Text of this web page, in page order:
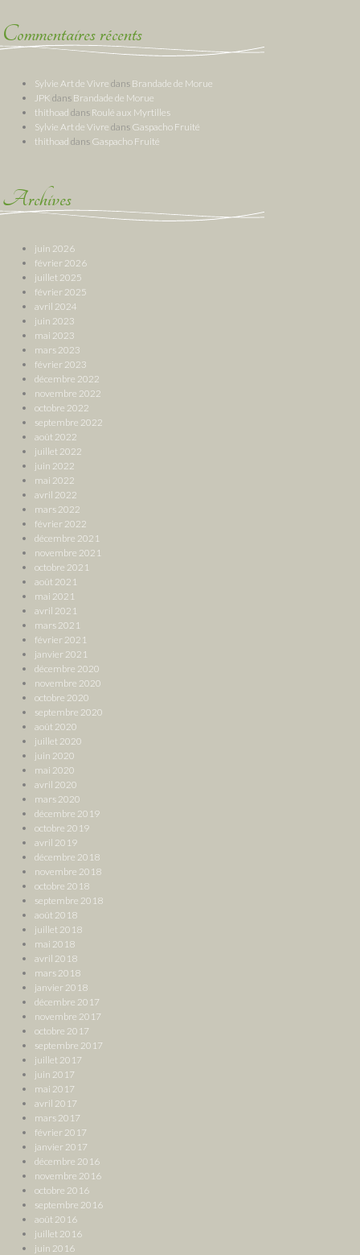
Commentaires récents
Sylvie Art de Vivre dans Brandade de Morue
JPK dans Brandade de Morue
thithoad dans Roulé aux Myrtilles
Sylvie Art de Vivre dans Gaspacho Fruité
thithoad dans Gaspacho Fruité
Archives
juin 2026
février 2026
juillet 2025
février 2025
avril 2024
juin 2023
mai 2023
mars 2023
février 2023
décembre 2022
novembre 2022
octobre 2022
septembre 2022
août 2022
juillet 2022
juin 2022
mai 2022
avril 2022
mars 2022
février 2022
décembre 2021
novembre 2021
octobre 2021
août 2021
mai 2021
avril 2021
mars 2021
février 2021
janvier 2021
décembre 2020
novembre 2020
octobre 2020
septembre 2020
août 2020
juillet 2020
juin 2020
mai 2020
avril 2020
mars 2020
décembre 2019
octobre 2019
avril 2019
décembre 2018
novembre 2018
octobre 2018
septembre 2018
août 2018
juillet 2018
mai 2018
avril 2018
mars 2018
janvier 2018
décembre 2017
novembre 2017
octobre 2017
septembre 2017
juillet 2017
juin 2017
mai 2017
avril 2017
mars 2017
février 2017
janvier 2017
décembre 2016
novembre 2016
octobre 2016
septembre 2016
août 2016
juillet 2016
juin 2016